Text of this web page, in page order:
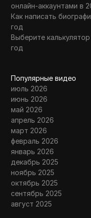
онлайн-аккаунтами в
Как написать
год
Выберите
год
Популярные видео
июль 2026
июнь 2026
май 2026
апрель 2026
март 2026
февраль 2026
январь 2026
декабрь 2025
ноябрь 2025
октябрь 2025
сентябрь 2025
август 2025